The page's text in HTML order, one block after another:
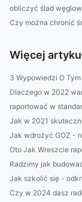
obliczyć ślad
Czy można chronić
Więcej
3 Wypowiedzi O
Dlaczego w 2022
raportować w
Jak w 2021
Jak wdrożyć GOZ -
Oto Jak Wreszcie
Radzimy jak
Jak szkolić się -
Czy w 2024 dasz